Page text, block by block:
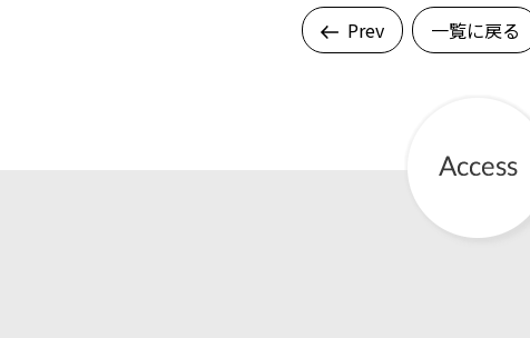
Prev 一覧に戻る
English Page